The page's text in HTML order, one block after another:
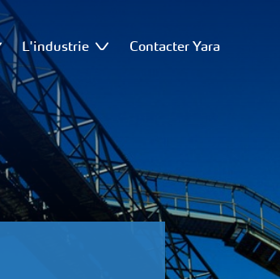
L'industrie Contacter Yara